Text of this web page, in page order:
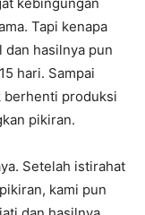
Tapi kenapa
hasilnya pun
hari. Sampai
berhenti produksi
pikiran.
Setelah istirahat
kami pun